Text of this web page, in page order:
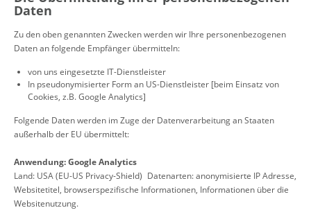
Daten
Zu den oben genannten Zwecken werden wir Ihre personenbezogenen
Daten an folgende Empfänger übermitteln:
von uns eingesetzte IT-Dienstleister
In pseudonymisierter Form an US-Dienstleister [beim Einsatz von
Cookies, z.B. Google Analytics]
Folgende Daten werden im Zuge der Datenverarbeitung an Staaten
außerhalb der EU übermittelt:
Anwendung: Google Analytics
Land: USA (EU-US Privacy-Shield) Datenarten: anonymisierte IP Adresse,
Websitetitel, browserspezifische Informationen, Informationen über die
Websitenutzung.